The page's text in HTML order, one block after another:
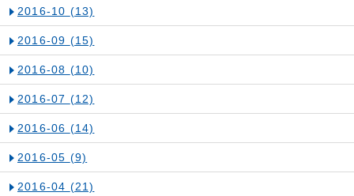
2016-10 (13)
2016-09 (15)
2016-08 (10)
2016-07 (12)
2016-06 (14)
2016-05 (9)
2016-04 (21)